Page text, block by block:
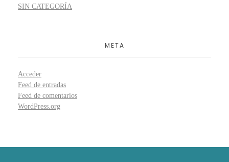
SIN CATEGORÍA
META
Acceder
Feed de entradas
Feed de comentarios
WordPress.org